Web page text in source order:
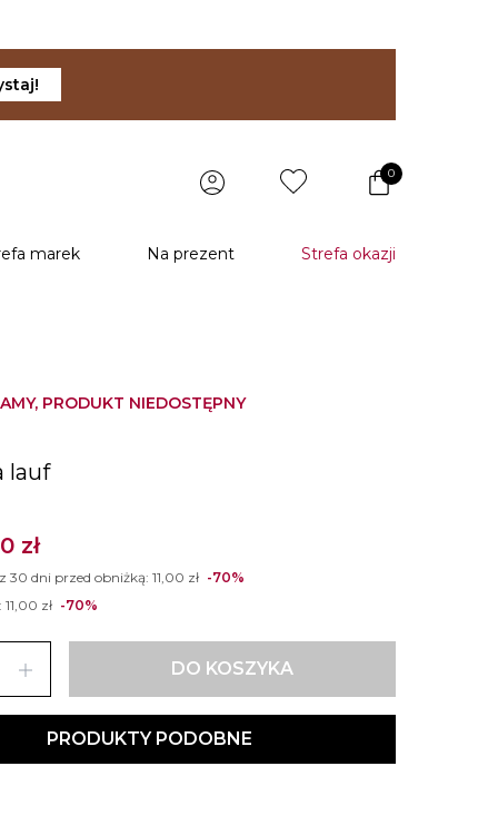
0
marek Na prezent Strefa okazji
PRODUKT NIEDOSTĘPNY
lauf
zł
30 dni przed obniżką:11,00 zł -70%
11,00 zł -70%
add DO KOSZYKA
PRODUKTY PODOBNE